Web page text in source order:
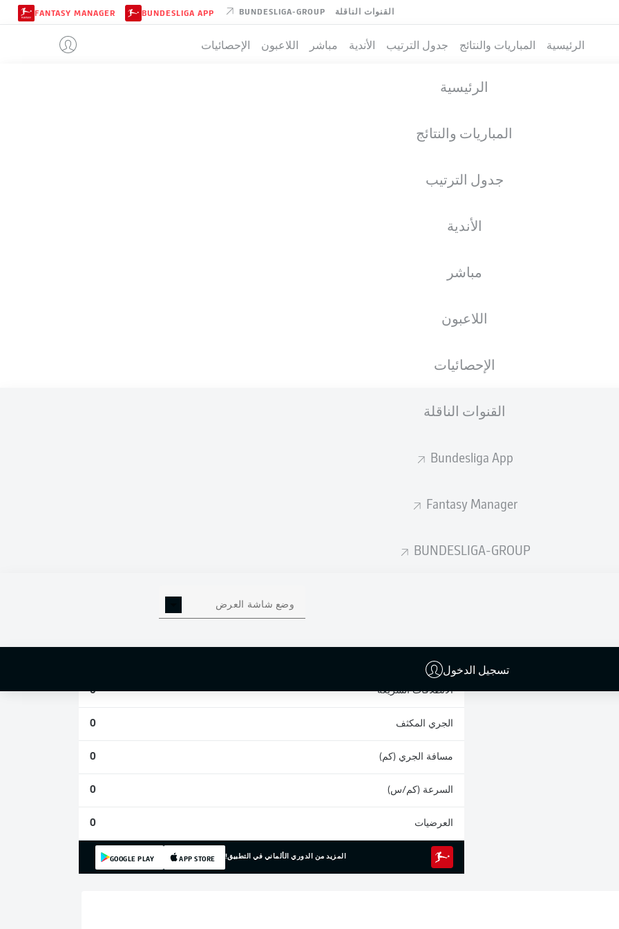
القنوات الناقلة BUNDESLIGA-GROUP
BUNDESLIGA APP
FANTASY MANAGER
الرئيسية المباريات والنتائج جدول الترتيب الأندية مباشر اللاعبون الإحصائيات
الرئيسية
المباريات والنتائج
جدول الترتيب
الأندية
مباشر
اللاعبون
الإحصائيات
القنوات الناقلة
Bundesliga App
Fantasy Manager
BUNDESLIGA-GROUP
وضع شاشة العرض
تسجيل الدخول
01.02.2005
إحصائيات موسم 2026/2027
الانطلاقات السريعة 0
الجري المكثف 0
مسافة الجري (كم) 0
السرعة (كم/س) 0
العرضيات 0
المزيد من الدوري الألماني في التطبيق! APP STORE
GOOGLE PLAY